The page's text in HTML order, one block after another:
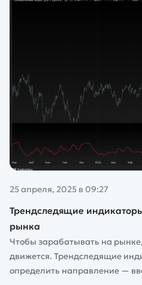
25 апреля, 2025 в 09:27
Трендследящие
рынка
Чтобы зарабатывать на
движется. Трендследящие
определить направление —